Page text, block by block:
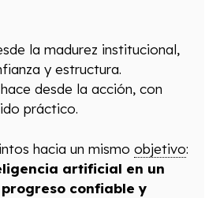
la madurez institucional,
y estructura.
desde la acción, con
práctico.
hacia un mismo objetivo:
artificial en un
confiable y